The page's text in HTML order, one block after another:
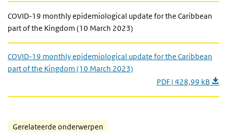
COVID-19 monthly epidemiological update for the Caribbean
part of the Kingdom (10 March 2023)
COVID-19 monthly epidemiological update for the Caribbean
part of the Kingdom (10 March 2023)
PDF | 428,99 kB
Gerelateerde onderwerpen